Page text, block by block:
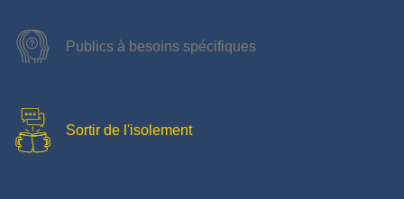
Publics à besoins spécifiques
Sortir de l'isolement